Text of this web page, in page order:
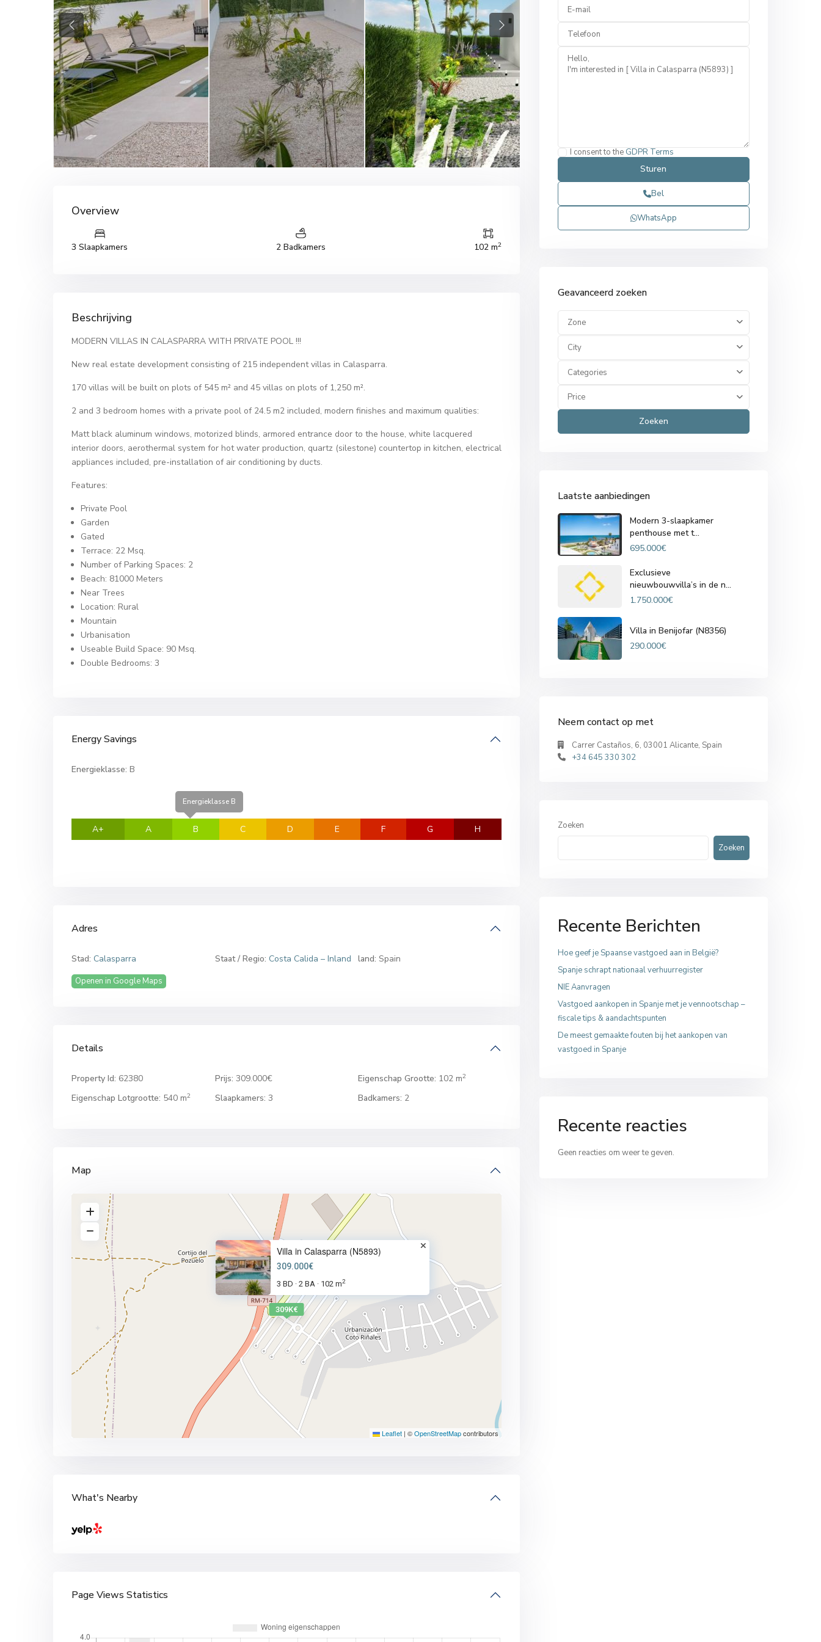
Previous Next
Overview
3 Slaapkamers 2 Badkamers 102 m2
Beschrijving
MODERN VILLAS IN CALASPARRA WITH PRIVATE POOL !!!
New real estate development consisting of 215 independent villas in Calasparra.
170 villas will be built on plots of 545 m² and 45 villas on plots of 1,250 m².
2 and 3 bedroom homes with a private pool of 24.5 m2 included, modern finishes and maximum qualities:
Matt black aluminum windows, motorized blinds, armored entrance door to the house, white lacquered
interior doors, aerothermal system for hot water production, quartz (silestone) countertop in kitchen, electrical
appliances included, pre-installation of air conditioning by ducts.
Features:
Private Pool
Garden
Gated
Terrace: 22 Msq.
Number of Parking Spaces: 2
Beach: 81000 Meters
Near Trees
Location: Rural
Mountain
Urbanisation
Useable Build Space: 90 Msq.
Double Bedrooms: 3
Energy Savings
Energieklasse: B
A+ A
Energieklasse B
B C D E F G H
Adres
Stad: Calasparra Staat / Regio: Costa Calida – Inland land: Spain
Openen in Google Maps
Details
Property Id: 62380 Prijs: 309.000€ Eigenschap Grootte: 102 m2
Eigenschap Lotgrootte: 540 m2 Slaapkamers: 3 Badkamers: 2
Map
309K€
Villa in Calasparra (N5893)
309.000€
3 BD · 2 BA · 102 m2
Leaflet | ©OpenStreetMapcontributors
What's Nearby
Page Views Statistics
I consent to the GDPR Terms
Bel
WhatsApp
Geavanceerd zoeken
Zone
City
Categories
Price
Zoeken
Laatste aanbiedingen
Modern 3-slaapkamer
penthouse met t...
695.000€
Exclusieve
nieuwbouwvilla’s in de n...
1.750.000€
Villa in Benijofar (N8356)
290.000€
Neem contact op met
Carrer Castaños, 6, 03001 Alicante, Spain
+34 645 330 302
Zoeken
Zoeken
Recente Berichten
Hoe geef je Spaanse vastgoed aan in België?
Spanje schrapt nationaal verhuurregister
NIE Aanvragen
Vastgoed aankopen in Spanje met je vennootschap –
fiscale tips & aandachtspunten
De meest gemaakte fouten bij het aankopen van
vastgoed in Spanje
Recente reacties
Geen reacties om weer te geven.